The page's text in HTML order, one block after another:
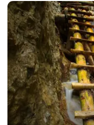
Piecky - Slovak Paradise